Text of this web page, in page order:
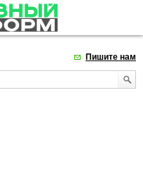
Пишите нам